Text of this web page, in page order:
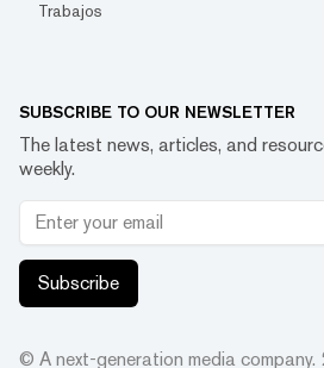
Trabajos
SUBSCRIBE TO OUR NEWSLETTER
The latest news, articles, and
weekly.
Subscribe
© A next-generation media company.